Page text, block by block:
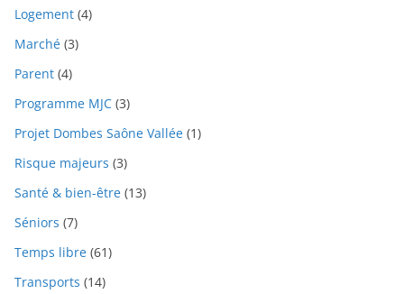
Logement (4)
Marché (3)
Parent (4)
Programme MJC (3)
Projet Dombes Saône Vallée (1)
Risque majeurs (3)
Santé & bien-être (13)
Séniors (7)
Temps libre (61)
Transports (14)